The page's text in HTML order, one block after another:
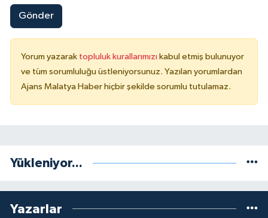
Gönder
Yorum yazarak topluluk kurallarımızı kabul etmiş bulunuyor
ve tüm sorumluluğu üstleniyorsunuz. Yazılan yorumlardan
Ajans Malatya Haber hiçbir şekilde sorumlu tutulamaz.
Yükleniyor...
Yazarlar